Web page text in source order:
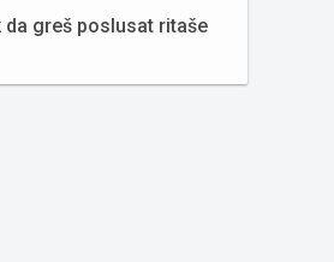
greš poslusat ritaše